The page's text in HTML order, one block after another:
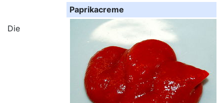
Navigation,Suche
Paprikacreme
Die